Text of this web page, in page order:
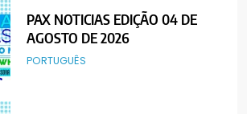
PAX NOTICIAS EDIÇÃO 03 DE
AGOSTO DE 2026
PORTUGUÊS